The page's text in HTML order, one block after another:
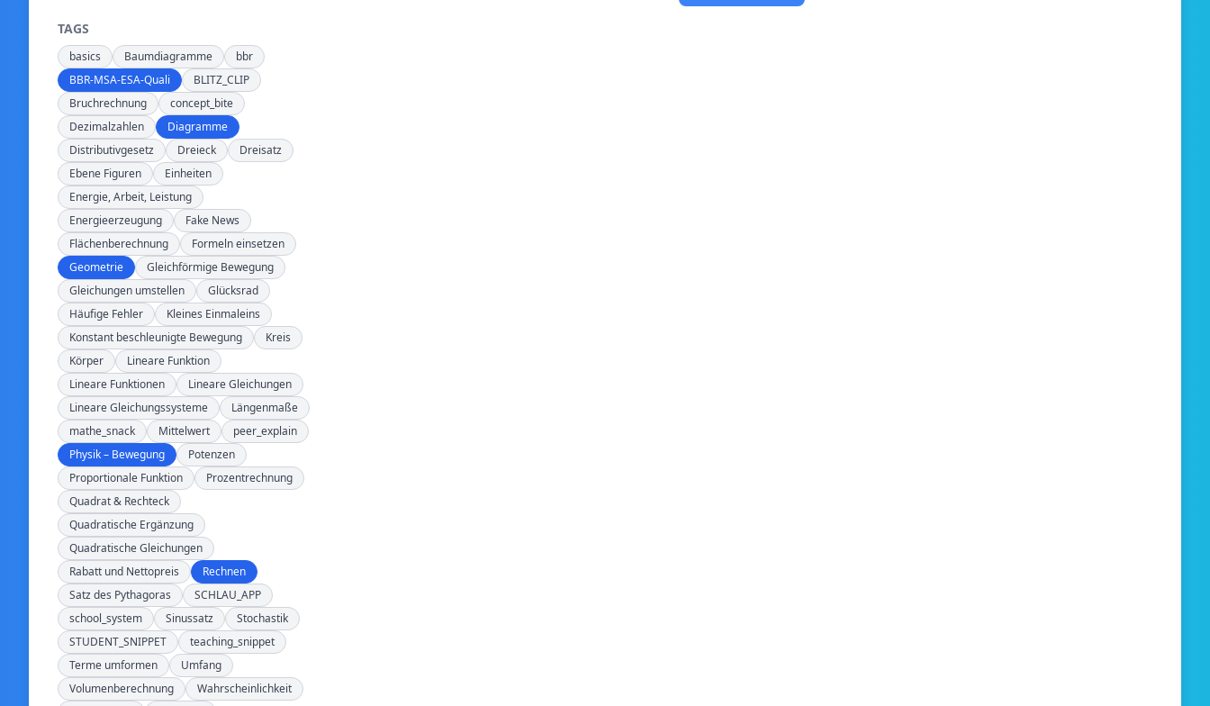
TAGS
basics Baumdiagramme
bbr
BBR-MSA-ESA-Quali
BLITZ_CLIP
Bruchrechnung
concept_bite
Dezimalzahlen
Diagramme
Distributivgesetz
Dreieck
Dreisatz
Ebene Figuren
Einheiten
Energie, Arbeit, Leistung
Energieerzeugung
Fake News
Flächenberechnung
Formeln einsetzen
Geometrie
Gleichförmige Bewegung
Gleichungen umstellen
Glücksrad
Häufige Fehler
Kleines Einmaleins
Konstant beschleunigte Bewegung
Kreis
Körper
Lineare Funktion
Lineare Funktionen
Lineare Gleichungen
Lineare Gleichungssysteme
Längenmaße
mathe_snack
Mittelwert
peer_explain
Physik – Bewegung
Potenzen
Proportionale Funktion
Prozentrechnung
Quadrat & Rechteck
Quadratische Ergänzung
Quadratische Gleichungen
Rabatt und Nettopreis
Rechnen
Satz des Pythagoras
SCHLAU_APP
school_system
Sinussatz
Stochastik
STUDENT_SNIPPET
teaching_snippet
Terme umformen
Umfang
Volumenberechnung
Wahrscheinlichkeit